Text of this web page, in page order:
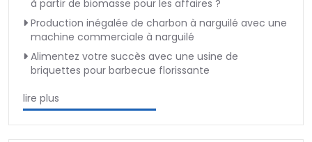
à partir de biomasse pour les affaires ?
Production inégalée de charbon à narguilé avec une
machine commerciale à narguilé
Alimentez votre succès avec une usine de
briquettes pour barbecue florissante
lire plus